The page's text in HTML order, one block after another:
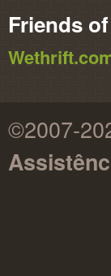
Friends
©2007-